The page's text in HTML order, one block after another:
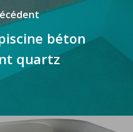
béton
quartz